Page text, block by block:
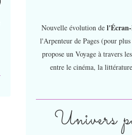
Univers
Nouvelle évolution de
l'Arpenteur de Pages (pour
propose un Voyage à travers
entre le cinéma, la